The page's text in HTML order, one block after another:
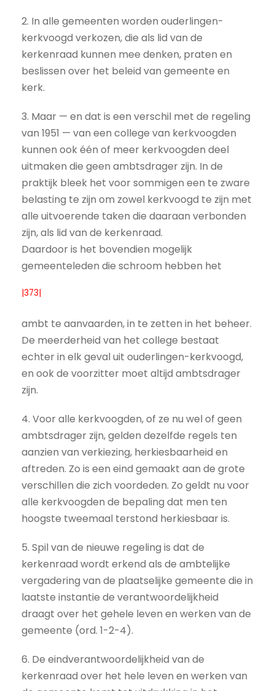
2. In alle gemeenten worden ouderlingen-
kerkvoogd verkozen, die als lid van de
kerkenraad kunnen mee denken, praten en
beslissen over het beleid van gemeente en
kerk.
3. Maar — en dat is een verschil met de regeling
van 1951 — van een college van kerkvoogden
kunnen ook één of meer kerkvoogden deel
uitmaken die geen ambtsdrager zijn. In de
praktijk bleek het voor sommigen een te zware
belasting te zijn om zowel kerkvoogd te zijn met
alle uitvoerende taken die daaraan verbonden
zijn, als lid van de kerkenraad.
Daardoor is het bovendien mogelijk
gemeenteleden die schroom hebben het
|373|
ambt te aanvaarden, in te zetten in het beheer.
De meerderheid van het college bestaat
echter in elk geval uit ouderlingen-kerkvoogd,
en ook de voorzitter moet altijd ambtsdrager
zijn.
4. Voor alle kerkvoogden, of ze nu wel of geen
ambtsdrager zijn, gelden dezelfde regels ten
aanzien van verkiezing, herkiesbaarheid en
aftreden. Zo is een eind gemaakt aan de grote
verschillen die zich voordeden. Zo geldt nu voor
alle kerkvoogden de bepaling dat men ten
hoogste tweemaal terstond herkiesbaar is.
5. Spil van de nieuwe regeling is dat de
kerkenraad wordt erkend als de ambtelijke
vergadering van de plaatselijke gemeente die in
laatste instantie de verantwoordelijkheid
draagt over het gehele leven en werken van de
gemeente (ord. 1-2-4).
6. De eindverantwoordelijkheid van de
kerkenraad over het hele leven en werken van